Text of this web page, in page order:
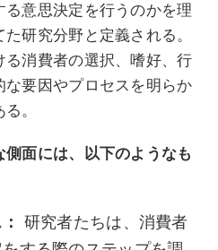
意思決定を行うのかを理
研究分野と定義される。
る消費者の選択、嗜好、行
要因やプロセスを明らか
。
面には、以下のようなも
研究者たちは、消費者